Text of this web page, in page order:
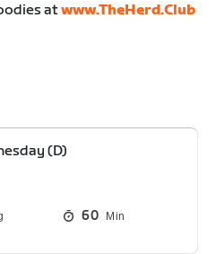
atwww.TheHerd.Club
(D)
60 Min